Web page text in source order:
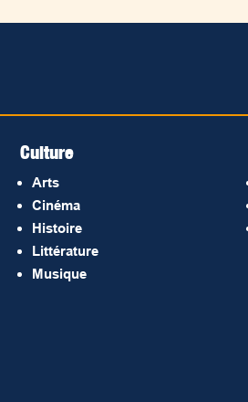
Culture
Arts
Cinéma
Histoire
Littérature
Musique